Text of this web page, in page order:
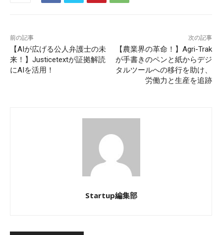
前の記事
【AIが広げる公人弁護士の未
来！】Justicetextが証拠解読
にAIを活用！
次の記事
【農業界の革命！】Agri-Trak
が手書きのペンと紙からデジ
タルツールへの移行を助け、
労働力と生産を追跡
Startup編集部